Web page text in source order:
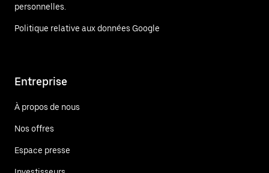
personnelles.
Politique relative aux données Google
Entreprise
À propos de nous
Nos offres
Espace presse